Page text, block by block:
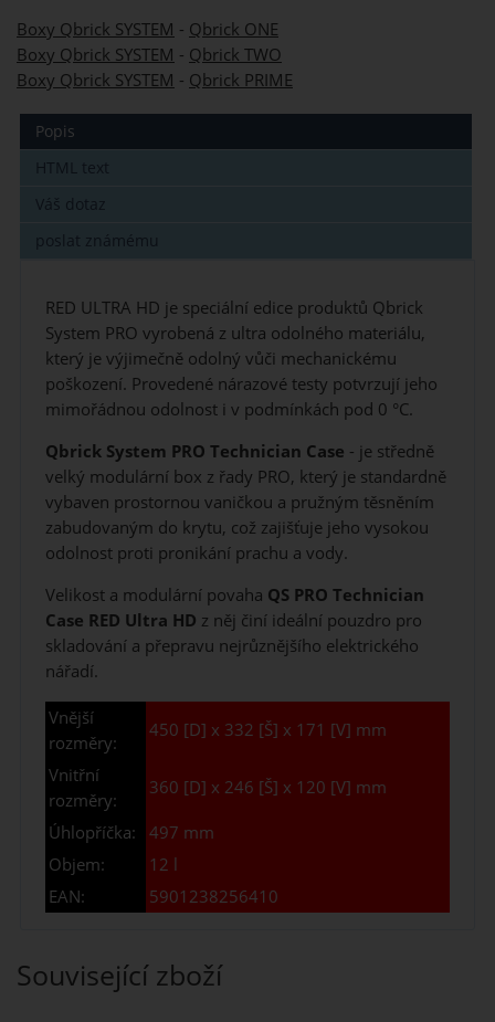
Boxy Qbrick SYSTEM - Qbrick ONE
Boxy Qbrick SYSTEM - Qbrick TWO
Boxy Qbrick SYSTEM - Qbrick PRIME
Popis
HTML text
Váš dotaz
poslat známému
RED ULTRA HD je speciální edice produktů Qbrick
System PRO vyrobená z ultra odolného materiálu,
který je výjimečně odolný vůči mechanickému
poškození. Provedené nárazové testy potvrzují jeho
mimořádnou odolnost i v podmínkách pod 0 °C.
Qbrick System PRO Technician Case - je středně
velký modulární box z řady PRO, který je standardně
vybaven prostornou vaničkou a pružným těsněním
zabudovaným do krytu, což zajišťuje jeho vysokou
odolnost proti pronikání prachu a vody.
Velikost a modulární povaha QS PRO Technician
Case RED Ultra HD z něj činí ideální pouzdro pro
skladování a přepravu nejrůznějšího elektrického
nářadí.
Vnější
rozměry:
450 [D] x 332 [Š] x 171 [V] mm
Vnitřní
rozměry:
360 [D] x 246 [Š] x 120 [V] mm
Úhlopříčka:
497 mm
Objem:
12 l
EAN:
5901238256410
Související zboží